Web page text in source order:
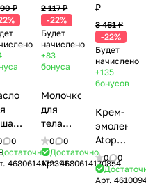
₽
0
4680614172391
2 117 ₽
-22%
Будет
начислено
+83
бонуса
Молочко
для
тела
Cucumber
Breeze
Geltek
0
0
Достаточно
Арт.4680614170854
₽
3 461 ₽
-22%
Будет
начислено
+135
бонусов
Крем-
эмолент
Atopic
Skin
Geltek
(Гельтек)
0
0
Арт.